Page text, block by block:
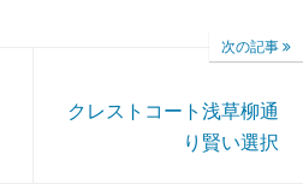
次の記事
クレストコート浅草柳通
り賢い選択